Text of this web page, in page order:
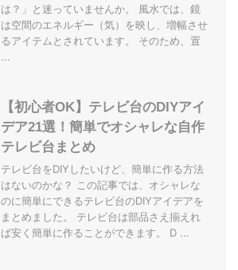
は？」と迷っていませんか。 風水では、鏡
は空間のエネルギー（気）を映し、増幅させ
るアイテムとされています。 そのため、置
...
【初心者OK】テレビ台のDIYアイ
デア21選！簡単でオシャレな自作
テレビ台まとめ
テレビ台をDIYしたいけど、簡単に作る方法
はないのかな？ この記事では、オシャレな
のに簡単にできるテレビ台のDIYアイデアを
まとめました。 テレビ台は部品さえ揃えれ
ば安く簡単に作ることができます。 D ...